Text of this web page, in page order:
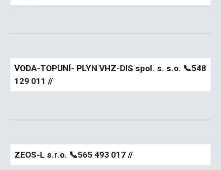
VODA-TOPUNÍ- PLYN VHZ-DIS spol. s. s.o. 📞548
129 011 //
ZEOS-L s.r.o. 📞565 493 017 //